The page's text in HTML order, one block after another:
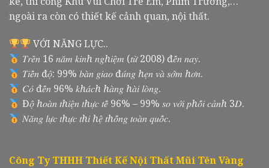
ngoài ra còn có thiết kế cảnh quan, nội thất.
VỚI NĂNG LỰC..
𝑇𝑟𝑒̂𝑛 16 𝑛𝑎̆𝑚 𝑘𝑖𝑛ℎ 𝑛𝑔ℎ𝑖𝑒̣̂𝑚 (𝑡𝑢̛̀ 2008) đ𝑒̂́𝑛 𝑛𝑎𝑦.
𝑇𝑖𝑒̂́𝑛 đ𝑜̣̂: 99% 𝑏𝑎̀𝑛 𝑔𝑖𝑎𝑜 đ𝑢́𝑛𝑔 ℎ𝑒̣𝑛 𝑣𝑎̀ 𝑠𝑜̛́𝑚 ℎ𝑜̛𝑛.
𝐶𝑜́ đ𝑒̂́𝑛 96% 𝑘ℎ𝑎́𝑐ℎ ℎ𝑎̀𝑛𝑔 ℎ𝑎̀𝑖 𝑙𝑜̀𝑛𝑔.
Đ𝑜̣̂ ℎ𝑜𝑎̀𝑛 𝑡ℎ𝑖𝑒̣̂𝑛 𝑡ℎ𝑢̛̣𝑐 𝑡𝑒̂́ 96% – 99% 𝑠𝑜 𝑣𝑜̛́𝑖 𝑝ℎ𝑜̂́𝑖 𝑐𝑎̉𝑛ℎ 3𝐷.
𝑁𝑎̆𝑛𝑔 𝑙𝑢̛̣𝑐 𝑡ℎ𝑢̛̣𝑐 𝑡ℎ𝑖 ℎ𝑒̣̂ 𝑡ℎ𝑜̂́𝑛𝑔 𝑡𝑜𝑎̀𝑛 𝑞𝑢𝑜̂́𝑐.
Công Ty THHH Thiết Kế Nội Thất Mũi Tên Vàng